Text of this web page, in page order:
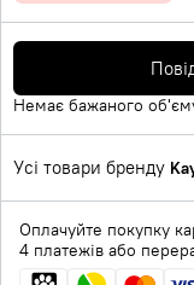
Немає бажаного
Усі товари бренду
Оплачуйте покупку
4 платежів або